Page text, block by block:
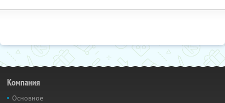
Компания
Основное